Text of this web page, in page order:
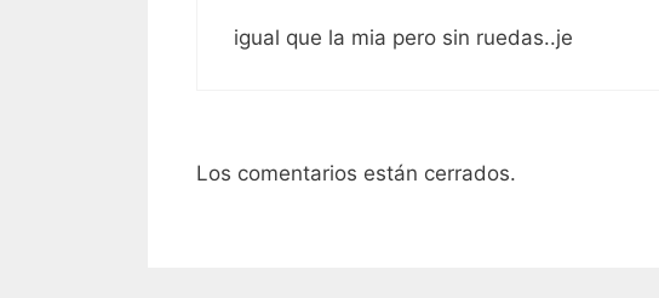
igual que la mia pero sin ruedas..je
Los comentarios están cerrados.